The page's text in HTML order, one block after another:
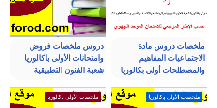
ملخصات دروس مادة
الاجتماعيات المفاهيم
والمصطلحات أولى بكالوريا
دروس ملخصات فروض
وامتحانات الأولى باكالوريا
شعبة الفنون التطبيقية
ملخصات الأولى باكالوريا ملخصات الأولى باكالوريا